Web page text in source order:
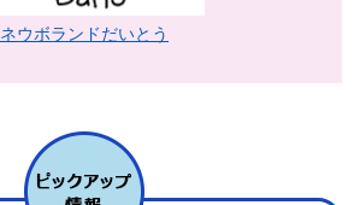
ネウボランドだいとう